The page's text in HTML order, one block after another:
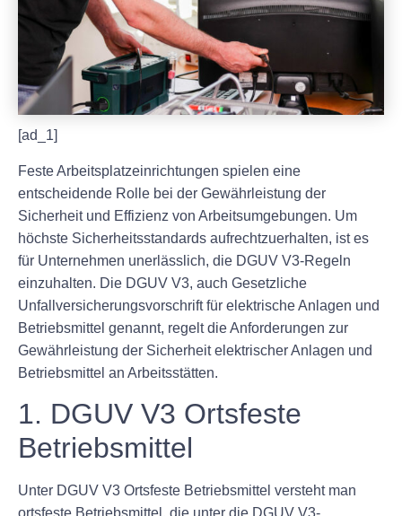
[ad_1]
Feste Arbeitsplatzeinrichtungen spielen eine
entscheidende Rolle bei der Gewährleistung der
Sicherheit und Effizienz von Arbeitsumgebungen. Um
höchste Sicherheitsstandards aufrechtzuerhalten, ist es
für Unternehmen unerlässlich, die DGUV V3-Regeln
einzuhalten. Die DGUV V3, auch Gesetzliche
Unfallversicherungsvorschrift für elektrische Anlagen und
Betriebsmittel genannt, regelt die Anforderungen zur
Gewährleistung der Sicherheit elektrischer Anlagen und
Betriebsmittel an Arbeitsstätten.
1. DGUV V3 Ortsfeste
Betriebsmittel
Unter DGUV V3 Ortsfeste Betriebsmittel versteht man
ortsfeste Betriebsmittel, die unter die DGUV V3-